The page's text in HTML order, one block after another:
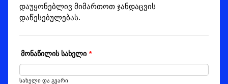
დაუყონებლივ მიმართოთ ჯანდაცვის
დაწესებულებას.
მონაწილის სახელი *
სახელი და გვარი